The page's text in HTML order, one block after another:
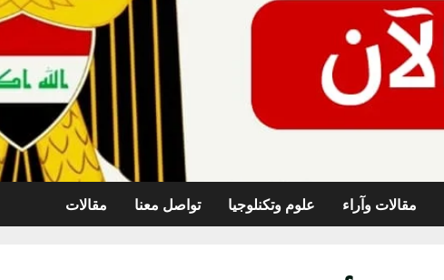
مقالات وآراء علوم وتكنلوجيا تواصل معنا مقالات